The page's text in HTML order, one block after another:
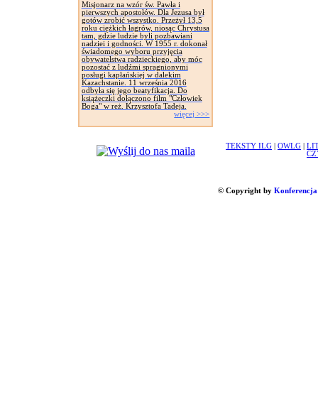
Misjonarz na wzór św. Pawła i
pierwszych apostołów. Dla Jezusa był
gotów zrobić wszystko. Przeżył 13,5
roku ciężkich łagrów, niosąc Chrystusa
tam, gdzie ludzie byli pozbawiani
nadziei i godności. W 1955 r. dokonał
świadomego wyboru przyjęcia
obywatelstwa radzieckiego, aby móc
pozostać z ludźmi spragnionymi
posługi kapłańskiej w dalekim
Kazachstanie. 11 września 2016
odbyła się jego beatyfikacja. Do
książeczki dołączono film "Człowiek
Boga" w reż. Krzysztofa Tadeja.
więcej >>>
TEKSTY ILG OWLG
© Copyright by Konferencja